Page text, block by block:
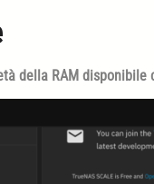
della RAM disponibile